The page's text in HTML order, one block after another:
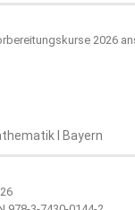
2026
I Bayern